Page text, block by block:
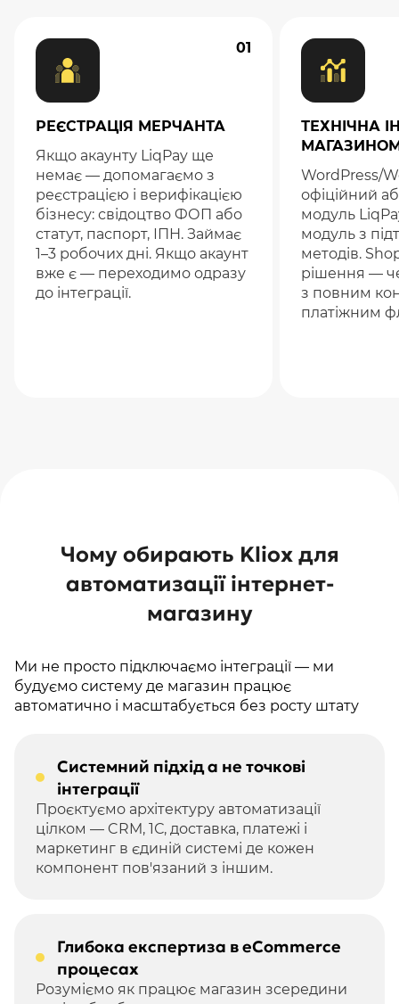
01
РЕЄСТРАЦІЯ МЕРЧАНТА
Якщо акаунту LiqPay ще
немає — допомагаємо з
реєстрацією і верифікацією
бізнесу: свідоцтво ФОП або
статут, паспорт, ІПН. Займає
1–3 робочих дні. Якщо акаунт
вже є — переходимо одразу
до інтеграції.
ТЕХНІЧНА
WordPress/
офіційний
модуль
модуль з
методів.
рішення —
з повним
платіжним
Чому обирають Kliox для
автоматизації інтернет-
магазину
Ми не просто підключаємо інтеграції — ми
будуємо систему де магазин працює
автоматично і масштабується без росту штату
Системний підхід а не точкові
інтеграції
Проєктуємо архітектуру автоматизації
цілком — CRM, 1С, доставка, платежі і
маркетинг в єдиній системі де кожен
компонент пов'язаний з іншим.
Глибока експертиза в eCommerce
процесах
Розуміємо як працює магазин зсередини